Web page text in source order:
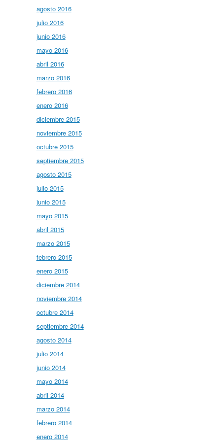
agosto 2016
julio 2016
junio 2016
mayo 2016
abril 2016
marzo 2016
febrero 2016
enero 2016
diciembre 2015
noviembre 2015
octubre 2015
septiembre 2015
agosto 2015
julio 2015
junio 2015
mayo 2015
abril 2015
marzo 2015
febrero 2015
enero 2015
diciembre 2014
noviembre 2014
octubre 2014
septiembre 2014
agosto 2014
julio 2014
junio 2014
mayo 2014
abril 2014
marzo 2014
febrero 2014
enero 2014